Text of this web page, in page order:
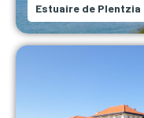
Estuaire de Plentzia